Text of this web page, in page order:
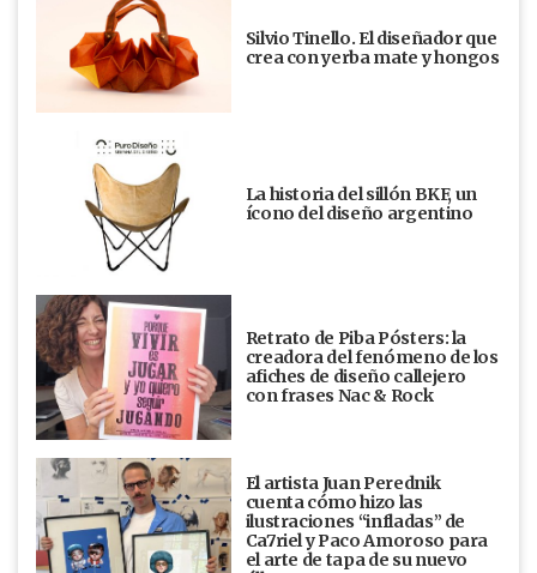
Silvio Tinello. El diseñador que
crea con yerba mate y hongos
La historia del sillón BKF, un
ícono del diseño argentino
Retrato de Piba Pósters: la
creadora del fenómeno de los
afiches de diseño callejero
con frases Nac & Rock
El artista Juan Perednik
cuenta cómo hizo las
ilustraciones “infladas” de
Ca7riel y Paco Amoroso para
el arte de tapa de su nuevo